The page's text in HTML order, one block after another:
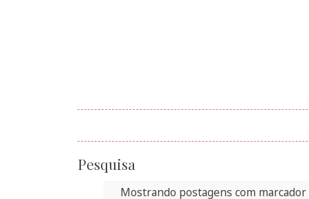
Pesquisa
Mostrando postagens com marcador